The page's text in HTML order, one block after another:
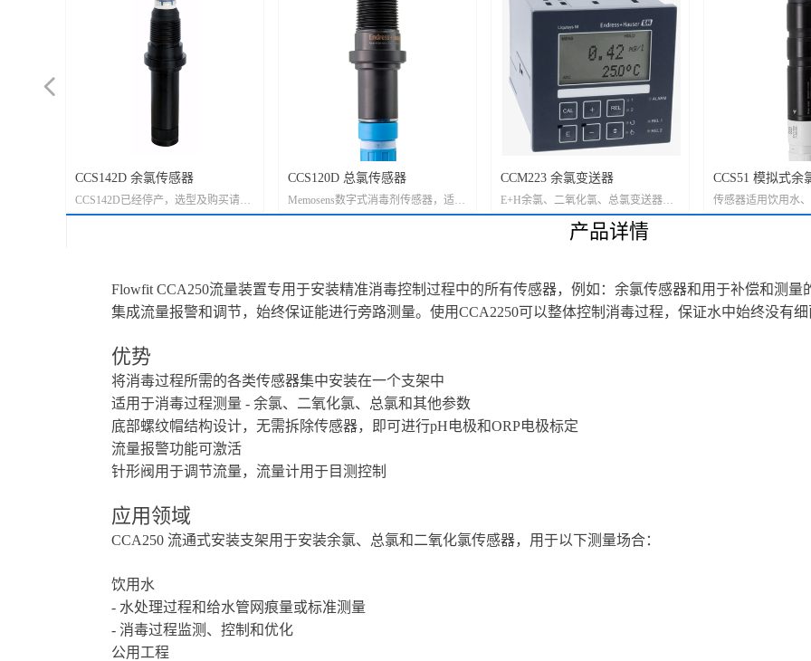
产品详情
Flowfit CCA250流量装置专用于安装精准消毒控制过程中的所有传感器，例如：余氯传感器和用于补偿和测
集成流量报警和调节，始终保证能进行旁路测量。使用CCA2250可以整体控制消毒过程，保证水中始终没有细
优势
将消毒过程所需的各类传感器集中安装在一个支架中
适用于消毒过程测量 - 余氯、二氧化氯、总氯和其他参数
底部螺纹帽结构设计，无需拆除传感器，即可进行pH电极和ORP电极标定
流量报警功能可激活
针形阀用于调节流量，流量计用于目测控制
应用领域
CCA250 流通式安装支架用于安装余氯、总氯和二氧化氯传感器，用于以下测量场合：
饮用水
- 水处理过程和给水管网痕量或标准测量
- 消毒过程监测、控制和优化
公用工程
CCS142D 余氯传感器
CCS142D已经停产，选型及购买请用
替代产品 CCS51D ， 阿仪科技备有
CCS120D 总氯传感器
Memosens数字式消毒剂传感器，适用
污水和工艺用水应用
CCM223 余氯变送器
E+H余氯、二氧化氯、总氯变送器，
常用型号： CCM223-EK0005 接模拟
电极CCS51/CCS50/CCS120,单路输
CCS51/CCS50/CCS120+PH/ORP电极
例如CPS11/CPS31/CPS12,两路输入，
CCS51 模拟式余
传感器适用饮用水
以及各行业中的公
넳